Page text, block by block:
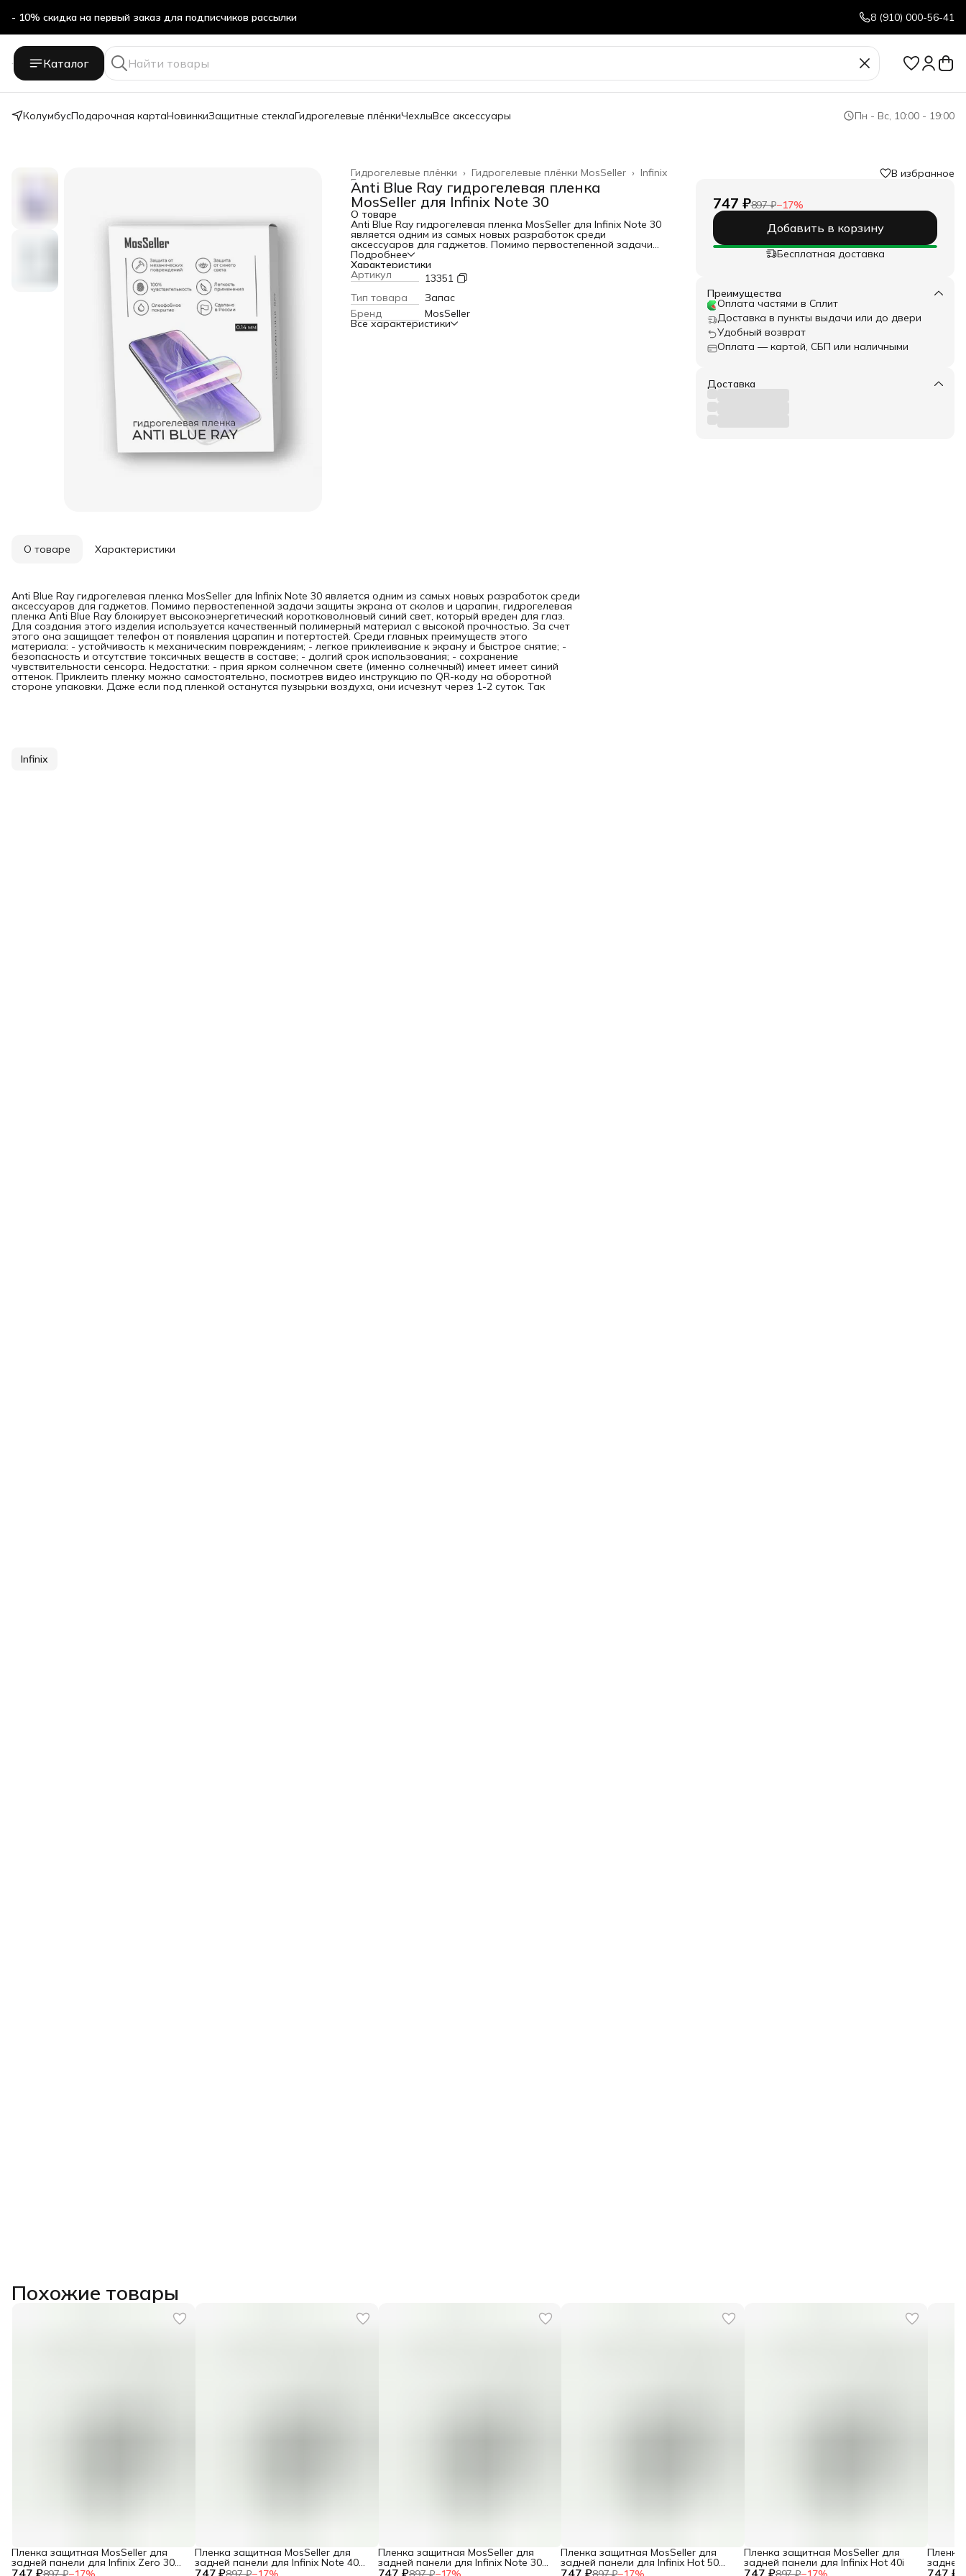
- 10% скидка на первый заказ для подписчиков рассылки
Бесплатная доставка в ПВЗ Яндекс Маркет
8 (910) 000-56-41
Каталог
КолумбусПодарочная картаНовинкиЗащитные стеклаГидрогелевые плёнкиЧехлыВсе аксессуары Пн - Вс, 10:00 - 19:00
Infinix
Гидрогелевые плёнки MosSeller ›
Гидрогелевые плёнки ›
Главная ›
Anti Blue Ray гидрогелевая пленка
MosSeller для Infinix Note 30
О товаре
Anti Blue Ray гидрогелевая пленка MosSeller для Infinix Note 30
является одним из самых новых разработок среди
аксессуаров для гаджетов. Помимо первостепенной задачи
защиты экрана от сколов и царапин, гидрогелевая пленка Anti
Blue Ray блокирует высокоэнергетический коротковолновый
синий свет, который вреден для глаз. Для создания этого
изделия используется качественный полимерный материал с
высокой прочностью. За счет этого она защищает телефон от
появления царапин и потертостей. Среди главных
преимуществ этого материала: - устойчивость к механическим
повреждениям; - легкое приклеивание к экрану и быстрое
Подробнее
Характеристики
Артикул
13351
Тип товара
Запас
Бренд
MosSeller
Все характеристики
В избранное
747 ₽897 ₽−17%
Добавить в корзину
Бесплатная доставка
Преимущества
Оплата частями в Сплит
Доставка в пункты выдачи или до двери
Удобный возврат
Оплата — картой, СБП или наличными
Доставка
О товаре Характеристики
Anti Blue Ray гидрогелевая пленка MosSeller для Infinix Note 30 является одним из самых новых разработок среди
аксессуаров для гаджетов. Помимо первостепенной задачи защиты экрана от сколов и царапин, гидрогелевая
пленка Anti Blue Ray блокирует высокоэнергетический коротковолновый синий свет, который вреден для глаз.
Для создания этого изделия используется качественный полимерный материал с высокой прочностью. За счет
этого она защищает телефон от появления царапин и потертостей. Среди главных преимуществ этого
материала: - устойчивость к механическим повреждениям; - легкое приклеивание к экрану и быстрое снятие; -
безопасность и отсутствие токсичных веществ в составе; - долгий срок использования; - сохранение
чувствительности сенсора. Недостатки: - прия ярком солнечном свете (именно солнечный) имеет имеет синий
оттенок. Приклеить пленку можно самостоятельно, посмотрев видео инструкцию по QR-коду на оборотной
стороне упаковки. Даже если под пленкой останутся пузырьки воздуха, они исчезнут через 1-2 суток. Так
Infinix
Похожие товары
Пленка защитная MosSeller для
задней панели для Infinix Zero 30
5G
Пленка защитная MosSeller для
задней панели для Infinix Note 40
Pro 5G
Пленка защитная MosSeller для
задней панели для Infinix Note 30
VIP
Пленка защитная MosSeller для
задней панели для Infinix Hot 50
Pro+ 4G
Пленка защитная MosSeller для
задней панели для Infinix Hot 40i
Пленка
задней